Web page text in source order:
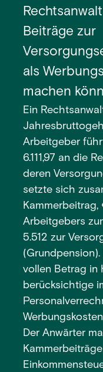
Beiträge zur
als
machen
Ein
Arbeitgeber
6.111,97 an die
deren
setzte sich
Arbeitgebers
5.512 zur
vollen Betrag in
berücksichtige
Der Anwärter